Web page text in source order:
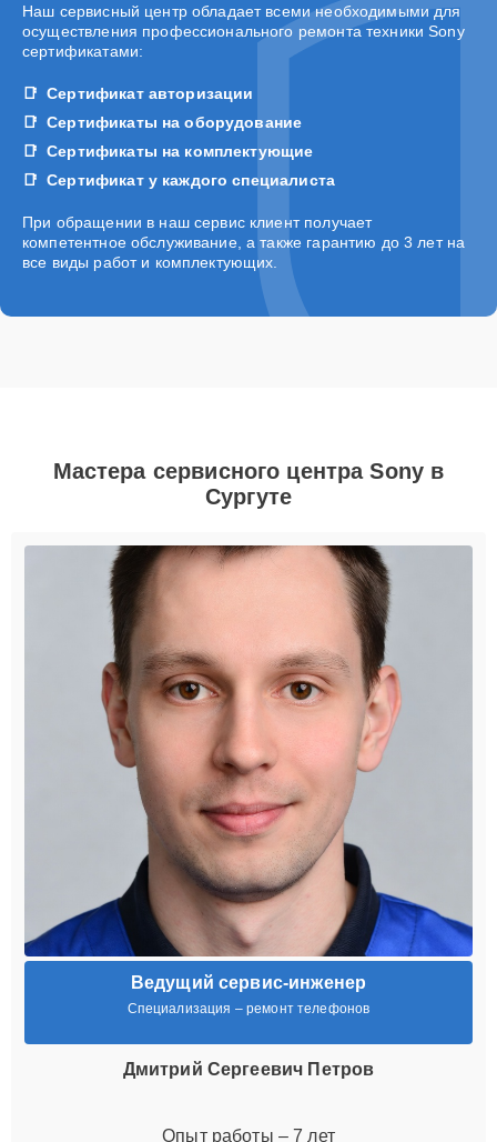
Наш сервисный центр обладает всеми необходимыми для
осуществления профессионального ремонта техники Sony
сертификатами:
Сертификат авторизации
Сертификаты на оборудование
Сертификаты на комплектующие
Сертификат у каждого специалиста
При обращении в наш сервис клиент получает
компетентное обслуживание, а также гарантию до 3 лет на
все виды работ и комплектующих.
Мастера сервисного центра Sony в
Сургуте
Ведущий сервис-инженер
Специализация – ремонт телефонов
Дмитрий Сергеевич Петров
Опыт работы – 7 лет